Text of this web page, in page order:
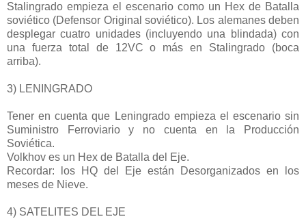
Stalingrado empieza el escenario como un Hex de Batalla
soviético (Defensor Original soviético). Los alemanes deben
desplegar cuatro unidades (incluyendo una blindada) con
una fuerza total de 12VC o más en Stalingrado (boca
arriba).
3) LENINGRADO
Tener en cuenta que Leningrado empieza el escenario sin
Suministro Ferroviario y no cuenta en la Producción
Soviética.
Volkhov es un Hex de Batalla del Eje.
Recordar: los HQ del Eje están Desorganizados en los
meses de Nieve.
4) SATELITES DEL EJE